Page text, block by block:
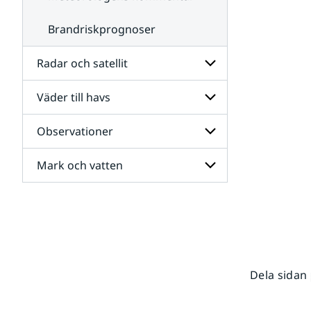
Brandriskprognoser
Radar och satellit
Undersidor
för
Radar
och
satellit
Väder till havs
Undersidor
för
Väder
till
havs
Observationer
Undersidor
för
Mark och vatten
Dela sidan